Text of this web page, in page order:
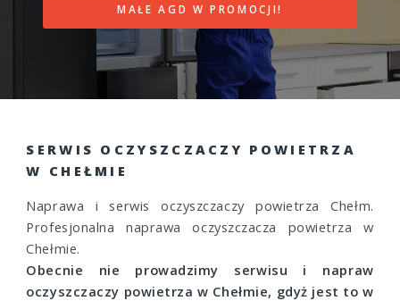
MAŁE AGD W PROMOCJI!
SERWIS OCZYSZCZACZY POWIETRZA
W CHEŁMIE
Naprawa i serwis oczyszczaczy powietrza Chełm.
Profesjonalna naprawa oczyszczacza powietrza w
Chełmie.
Obecnie nie prowadzimy serwisu i napraw
oczyszczaczy powietrza w Chełmie, gdyż jest to w